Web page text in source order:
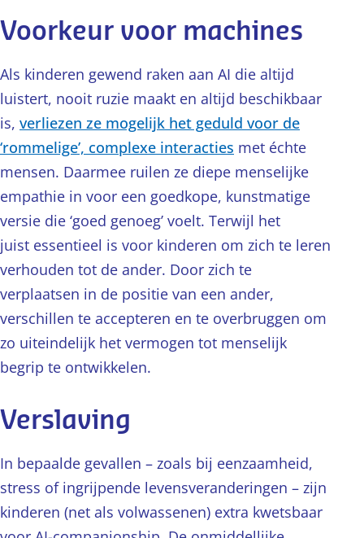
iemand vragen stelt. Het model probeert
emoties je voelt op basis van de
woorden die je gebruikt en de manier
waarop je je zinnen formuleert.
Elke interactie is een nieuw signaal
waarmee het profiel verder kan worden
aangescherpt en verdiept. Zo kan de AI-
companion antwoorden genereren die
de suggestie wekken dat je als gebruiker
echt gezien en begrepen wordt. En dat
vergroot de kans dat iemand terugkomt
om het gesprek voort te zetten.
die gebruikers het gevoel gaf écht naar
geneigd om de gevoelens die een AI
zogenaamd toont te beantwoorden.
kan er een band ontstaan, waarbij
mensen zelfs liefde voor AI kunnen
belangrijk om te
beseffen dat dit soort ‘relaties’ altijd
eenzijdig zijn. Hoewel een chatbot
veinzen. Het systeem is zelf niet in staat
tot voelen en heeft geen enkele
emotionele betrokkenheid bij jouw
leven. De intimiteit die AI oproept,
daarom altijd kunstmatig
immers niet en voelt vaak als een veilige
Voorkeur voor machines
Als kinderen gewend raken aan AI die altijd
luistert, nooit ruzie maakt en altijd beschikbaar
is, verliezen ze mogelijk het geduld voor de
‘rommelige’, complexe interacties met échte
mensen. Daarmee ruilen ze diepe menselijke
empathie in voor een goedkope, kunstmatige
versie die ‘goed genoeg’ voelt. Terwijl het
juist essentieel is voor kinderen om zich te leren
verhouden tot de ander. Door zich te
verplaatsen in de positie van een ander,
verschillen te accepteren en te overbruggen om
zo uiteindelijk het vermogen tot menselijk
begrip te ontwikkelen.
Verslaving
In bepaalde gevallen – zoals bij eenzaamheid,
stress of ingrijpende levensveranderingen – zijn
kinderen (net als volwassenen) extra kwetsbaar